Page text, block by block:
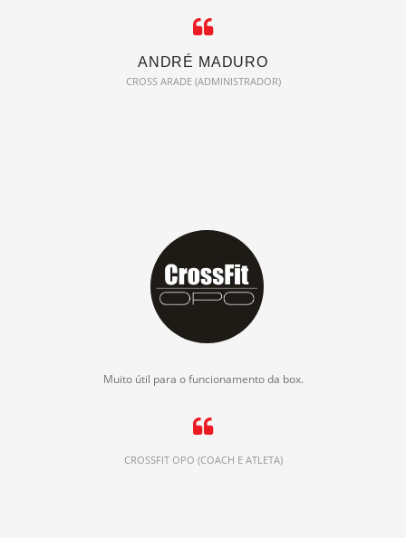
ANDRÉ MADURO
CROSS ARADE (ADMINISTRADOR)
Muito útil para o funcionamento da box.
CROSSFIT OPO (COACH E ATLETA)